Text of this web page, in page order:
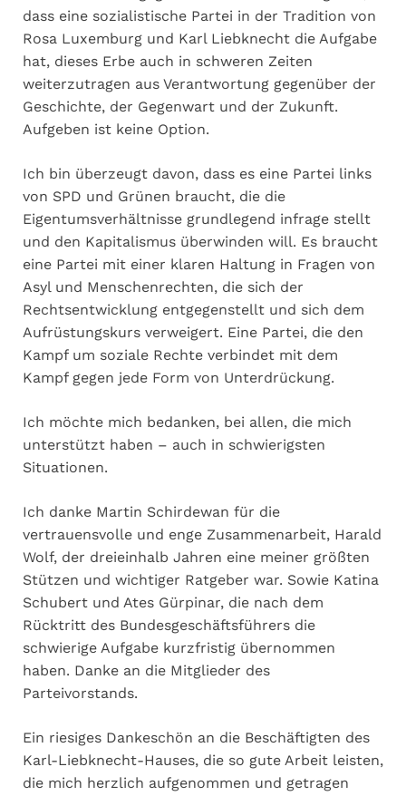
dass eine sozialistische Partei in der Tradition von
Rosa Luxemburg und Karl Liebknecht die Aufgabe
hat, dieses Erbe auch in schweren Zeiten
weiterzutragen aus Verantwortung gegenüber der
Geschichte, der Gegenwart und der Zukunft.
Aufgeben ist keine Option.
Ich bin überzeugt davon, dass es eine Partei links
von SPD und Grünen braucht, die die
Eigentumsverhältnisse grundlegend infrage stellt
und den Kapitalismus überwinden will. Es braucht
eine Partei mit einer klaren Haltung in Fragen von
Asyl und Menschenrechten, die sich der
Rechtsentwicklung entgegenstellt und sich dem
Aufrüstungskurs verweigert. Eine Partei, die den
Kampf um soziale Rechte verbindet mit dem
Kampf gegen jede Form von Unterdrückung.
Ich möchte mich bedanken, bei allen, die mich
unterstützt haben – auch in schwierigsten
Situationen.
Ich danke Martin Schirdewan für die
vertrauensvolle und enge Zusammenarbeit, Harald
Wolf, der dreieinhalb Jahren eine meiner größten
Stützen und wichtiger Ratgeber war. Sowie Katina
Schubert und Ates Gürpinar, die nach dem
Rücktritt des Bundesgeschäftsführers die
schwierige Aufgabe kurzfristig übernommen
haben. Danke an die Mitglieder des
Parteivorstands.
Ein riesiges Dankeschön an die Beschäftigten des
Karl-Liebknecht-Hauses, die so gute Arbeit leisten,
die mich herzlich aufgenommen und getragen